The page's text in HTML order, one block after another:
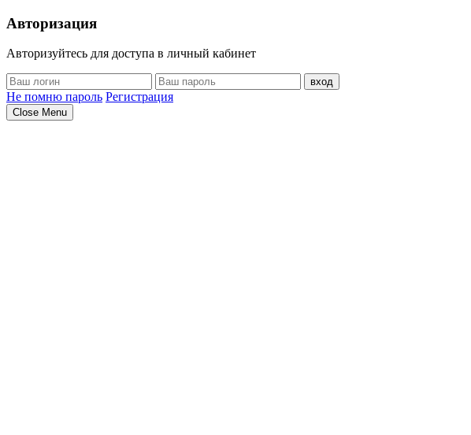
Авторизация
Авторизуйтесь для доступа в личный кабинет
вход
Не помню пароль Регистрация
Close Menu